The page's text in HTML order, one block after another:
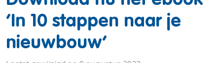
‘In 10 stappen naar je
nieuwbouw’